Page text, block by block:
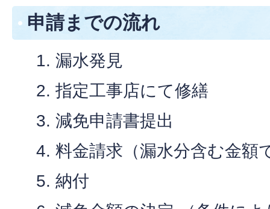
申請までの流れ
漏水発見
指定工事店にて修繕
減免申請書提出
料金請求（漏水分含む金額
納付